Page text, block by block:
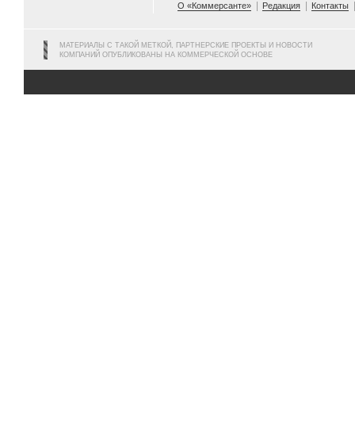
О «Коммерсанте»
Редакция Контакты
МАТЕРИАЛЫ С ТАКОЙ МЕТКОЙ, ПАРТНЕРСКИЕ ПРОЕКТЫ И НОВОСТИ
КОМПАНИЙ ОПУБЛИКОВАНЫ НА КОММЕРЧЕСКОЙ ОСНОВЕ